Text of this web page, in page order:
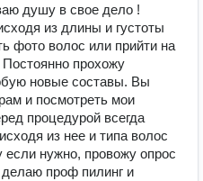
душу в свое дело !
из длины и густоты
волос или прийти на
прохожу
новые составы. Вы
и посмотреть мои
процедурой всегда
из нее и типа волос
нужно, провожу опрос
проф пилинг и